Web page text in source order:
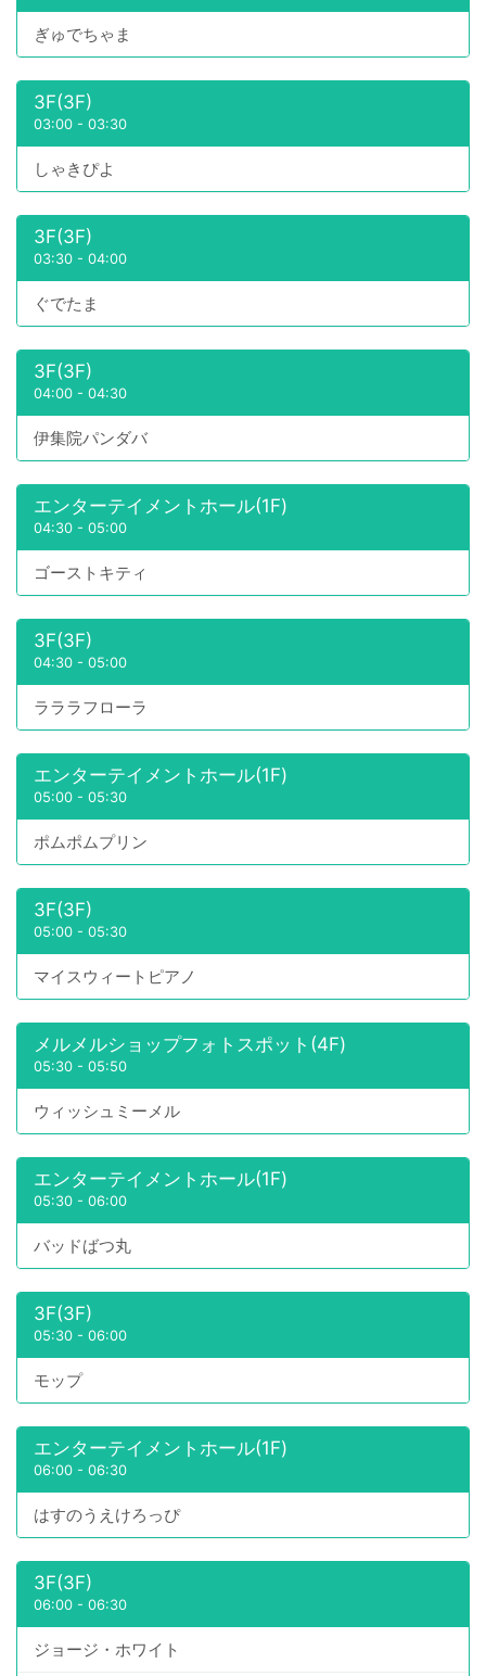
ぎゅでちゃま
3F(3F)
03:00 - 03:30
しゃきぴよ
3F(3F)
03:30 - 04:00
ぐでたま
3F(3F)
04:00 - 04:30
伊集院パンダバ
エンターテイメントホール(1F)
04:30 - 05:00
ゴーストキティ
3F(3F)
04:30 - 05:00
ラララフローラ
エンターテイメントホール(1F)
05:00 - 05:30
ポムポムプリン
3F(3F)
05:00 - 05:30
マイスウィートピアノ
メルメルショップフォトスポット(4F)
05:30 - 05:50
ウィッシュミーメル
エンターテイメントホール(1F)
05:30 - 06:00
バッドばつ丸
3F(3F)
05:30 - 06:00
モップ
エンターテイメントホール(1F)
06:00 - 06:30
はすのうえけろっぴ
3F(3F)
06:00 - 06:30
ジョージ・ホワイト